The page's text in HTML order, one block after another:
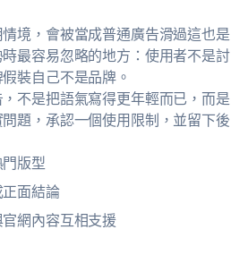
境，會被當成普通廣告滑過這也是
最容易忽略的地方：使用者不是討
裝自己不是品牌。
不是把語氣寫得更年輕而已，而是
題，承認一個使用限制，並留下後
版型
面結論
網內容互相支援